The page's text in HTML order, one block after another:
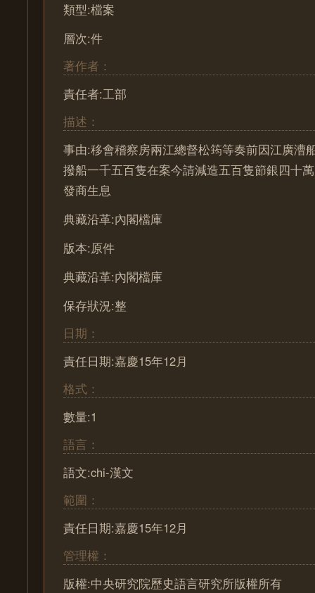
類型:檔案
層次:件
著作者：
責任者:工部
描述：
事由:移會稽察房兩江總督松筠等奏前因江廣漕
撥船一千五百隻在案今請減造五百隻節銀四十
發商生息
典藏沿革:內閣檔庫
版本:原件
典藏沿革:內閣檔庫
保存狀況:整
日期：
責任日期:嘉慶15年12月
格式：
數量:1
語言：
語文:chi-漢文
範圍：
責任日期:嘉慶15年12月
管理權：
版權:中央研究院歷史語言研究所版權所有